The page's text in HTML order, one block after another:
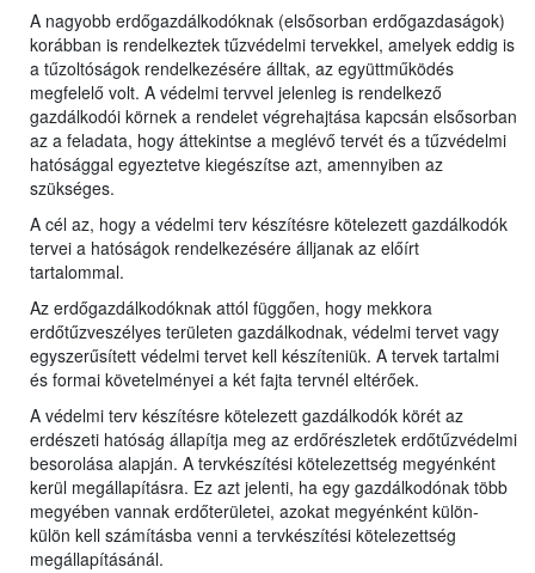
A nagyobb erdőgazdálkodóknak (elsősorban erdőgazdaságok)
korábban is rendelkeztek tűzvédelmi tervekkel, amelyek eddig is
a tűzoltóságok rendelkezésére álltak, az együttműködés
megfelelő volt. A védelmi tervvel jelenleg is rendelkező
gazdálkodói körnek a rendelet végrehajtása kapcsán elsősorban
az a feladata, hogy áttekintse a meglévő tervét és a tűzvédelmi
hatósággal egyeztetve kiegészítse azt, amennyiben az
szükséges.
A cél az, hogy a védelmi terv készítésre kötelezett gazdálkodók
tervei a hatóságok rendelkezésére álljanak az előírt
tartalommal.
Az erdőgazdálkodóknak attól függően, hogy mekkora
erdőtűzveszélyes területen gazdálkodnak, védelmi tervet vagy
egyszerűsített védelmi tervet kell készíteniük. A tervek tartalmi
és formai követelményei a két fajta tervnél eltérőek.
A védelmi terv készítésre kötelezett gazdálkodók körét az
erdészeti hatóság állapítja meg az erdőrészletek erdőtűzvédelmi
besorolása alapján. A tervkészítési kötelezettség megyénként
kerül megállapításra. Ez azt jelenti, ha egy gazdálkodónak több
megyében vannak erdőterületei, azokat megyénként külön-
külön kell számításba venni a tervkészítési kötelezettség
megállapításánál.